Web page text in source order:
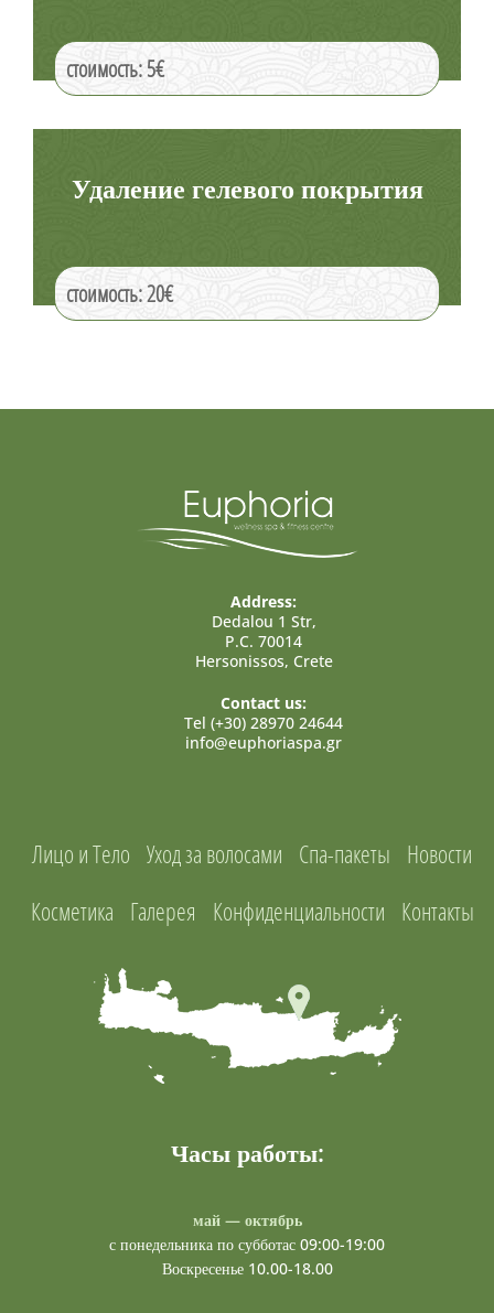
стоимость: 5€
Удаление гелевого покрытия
стоимость: 20€
Address:
Dedalou 1 Str,
P.C. 70014
Hersonissos, Crete
Contact us:
Tel (+30) 28970 24644
info@euphoriaspa.gr
Лицо и Тело Уход за волосами Спа-пакеты Новости
Косметика Галерея Конфиденциальности Контакты
Часы работы:
май — октябрь
с понедельника по субботас 09:00-19:00
Воскресенье 10.00-18.00